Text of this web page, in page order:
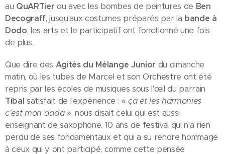
au QuARTier ou avec les bombes de peintures de Ben
Decograff, jusqu'aux costumes préparés par la bande à
Dodo, les arts et le participatif ont fonctionné une fois
de plus.
Que dire des Agités du Mélange Junior du dimanche
matin, où les tubes de Marcel et son Orchestre ont été
repris par les écoles de musiques sous l'œil du parrain
Tibal satisfait de l'expérience : «ça et les harmonies
c'est mon dada», nous disait celui qui est aussi
enseignant de saxophone. 10 ans de festival qui n'a rien
perdu de ses fondamentaux et qui a su rendre hommage
à ceux qui y ont participé, comme cette pensée